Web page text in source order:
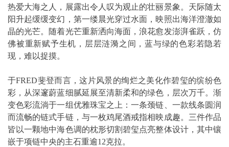
热爱大海之人，展露出令人叹为观止的壮丽景象。天际随太
阳升起缓缓变幻，第一缕晨光穿过水面，映照出海洋澄澈如
晶的光芒。随着光芒重新洒向海面，浪花愈发澎湃雀跃，仿
佛被重新赋予生机，层层涟漪之间，蓝与绿的色彩若隐若
现，难以捉摸。
于FRED斐登而言，这片风景的绚烂之美化作碧玺的缤纷色
彩，从深邃蔚蓝细腻延展至清新柔和的绿色，层次万千。渐
变色彩流淌于一组优雅珠宝之上：一条颈链、一款线条圆润
而流畅的链式手链，与一枚鸡尾酒戒指相映成趣。三件作品
皆以一颗地中海色调的枕形切割碧玺点亮整体设计，其中镶
嵌于项链中央的主石重逾12克拉。